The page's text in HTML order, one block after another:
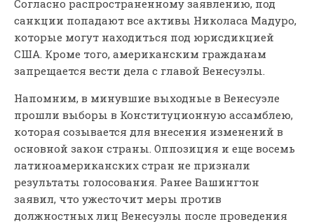
Согласно распространенному заявлению, под
санкции попадают все активы Николаса Мадуро,
которые могут находиться под юрисдикцией
США. Кроме того, американским гражданам
запрещается вести дела с главой Венесуэлы.
Напомним, в минувшие выходные в Венесуэле
прошли выборы в Конституционную ассамблею,
которая созывается для внесения изменений в
основной закон страны. Оппозиция и еще восемь
латиноамериканских стран не признали
результаты голосования. Ранее Вашингтон
заявил, что ужесточит меры против
должностных лиц Венесуэлы после проведения